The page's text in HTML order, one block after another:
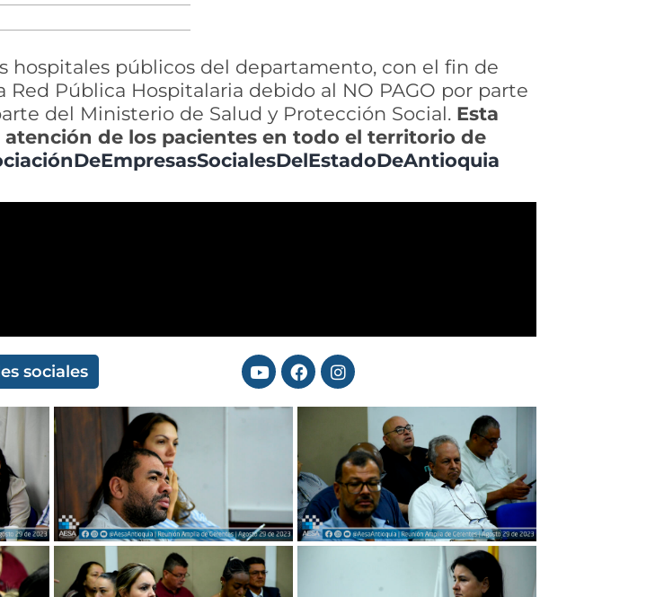
hospitales públicos del departamento, con el fin de
Pública Hospitalaria debido al NO PAGO por parte
del Ministerio de Salud y Protección Social. Esta
de los pacientes en todo el territorio de
sociales